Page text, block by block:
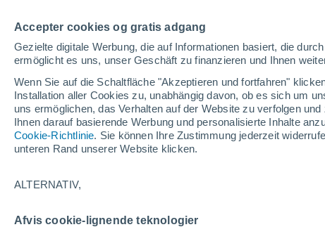
Accepter cookies og gratis adgang
Gezielte digitale Werbung, die auf Informationen basiert, die
ermöglicht es uns, unser Geschäft zu finanzieren und Ihnen
Wenn Sie auf die Schaltfläche "Akzeptieren und fortfahren"
Installation aller Cookies zu, unabhängig davon, ob es sich um
uns ermöglichen, das Verhalten auf der Website zu verfolgen
Ihnen darauf basierende Werbung und personalisierte Inhalte
Cookie-Richtlinie. Sie können Ihre Zustimmung jederzeit
unteren Rand unserer Website klicken.
ALTERNATIV,
Afvis cookie-lignende teknologier
Home Video Schwere Überschwemmungen im